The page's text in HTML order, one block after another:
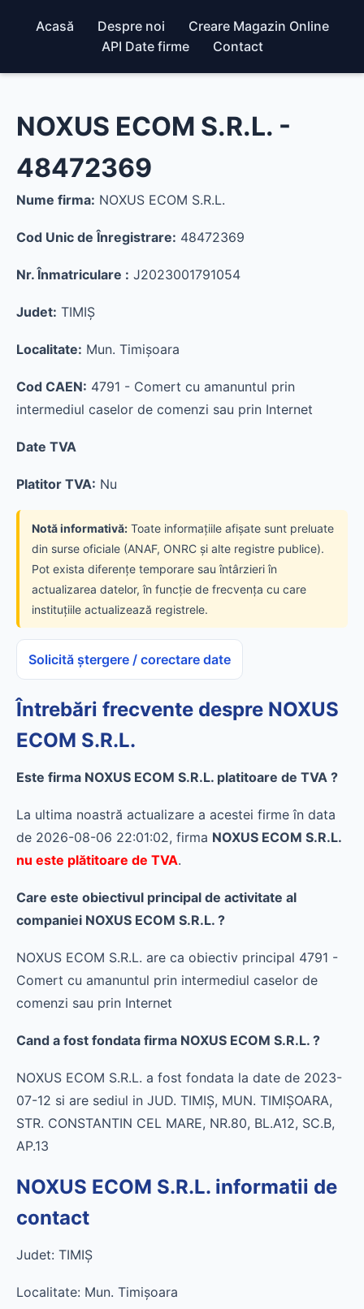
Acasă Despre noi
Creare Magazin Online
API Date firme
Contact
NOXUS ECOM S.R.L. -
48472369
Nume firma: NOXUS ECOM S.R.L.
Cod Unic de Înregistrare: 48472369
Nr. Înmatriculare : J2023001791054
Judet: TIMIŞ
Localitate: Mun. Timişoara
Cod CAEN: 4791 - Comert cu amanuntul prin
intermediul caselor de comenzi sau prin Internet
Date TVA
Platitor TVA: Nu
Notă informativă: Toate informațiile afișate sunt preluate
din surse oficiale (ANAF, ONRC și alte registre publice).
Pot exista diferențe temporare sau întârzieri în
actualizarea datelor, în funcție de frecvența cu care
instituțiile actualizează registrele.
Solicită ștergere / corectare date
Întrebări frecvente despre NOXUS
ECOM S.R.L.
Este firma NOXUS ECOM S.R.L. platitoare de TVA ?
La ultima noastră actualizare a acestei firme în data
de 2026-08-06 22:01:02, firma NOXUS ECOM S.R.L.
nu este plătitoare de TVA.
Care este obiectivul principal de activitate al
companiei NOXUS ECOM S.R.L. ?
NOXUS ECOM S.R.L. are ca obiectiv principal 4791 -
Comert cu amanuntul prin intermediul caselor de
comenzi sau prin Internet
Cand a fost fondata firma NOXUS ECOM S.R.L. ?
NOXUS ECOM S.R.L. a fost fondata la date de 2023-
07-12 si are sediul in JUD. TIMIŞ, MUN. TIMIŞOARA,
STR. CONSTANTIN CEL MARE, NR.80, BL.A12, SC.B,
AP.13
NOXUS ECOM S.R.L. informatii de
contact
Judet: TIMIŞ
Localitate: Mun. Timişoara